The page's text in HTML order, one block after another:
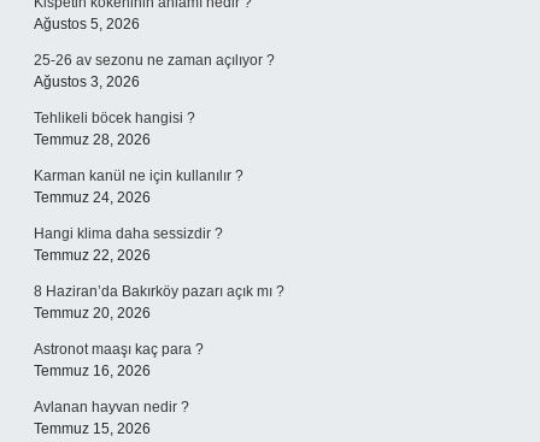
Ağustos 5, 2026
25-26 av sezonu ne zaman açılıyor ?
Ağustos 3, 2026
Tehlikeli böcek hangisi ?
Temmuz 28, 2026
Karman kanül ne için kullanılır ?
Temmuz 24, 2026
Hangi klima daha sessizdir ?
Temmuz 22, 2026
8 Haziran’da Bakırköy pazarı açık mı ?
Temmuz 20, 2026
Astronot maaşı kaç para ?
Temmuz 16, 2026
Avlanan hayvan nedir ?
Temmuz 15, 2026